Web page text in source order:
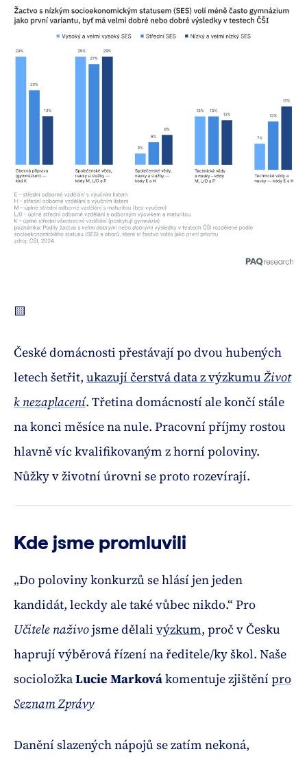
🟨
České domácnosti přestávají po dvou hubených
letech šetřit, ukazují čerstvá data z výzkumuŽivot
k nezaplacení. Třetina domácností ale končí stále
na konci měsíce na nule. Pracovní příjmy rostou
hlavně víc kvalifikovaným z horní poloviny.
Nůžky v životní úrovni se proto rozevírají.
Kde jsme promluvili
„Do poloviny konkurzů se hlásí jen jeden
kandidát, leckdy ale také vůbec nikdo.“ Pro
Učitele naživojsme dělali výzkum, proč v Česku
haprují výběrová řízení na ředitele/ky škol. Naše
socioložkaLucie Markovákomentuje zjištění pro
Seznam Zprávy
Danění slazených nápojů se zatím nekoná,